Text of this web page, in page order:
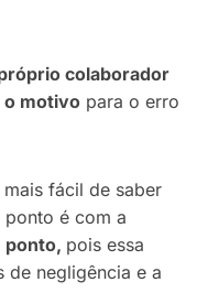
colaborador
o motivo para o erro
fácil de saber
ponto é com a
ponto, pois essa
de negligência e a